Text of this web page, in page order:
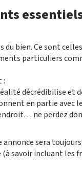
bien. Ce sont
particuliers
:
décrédibilise et
en partie
ne perdez
sera
savoir incluant les